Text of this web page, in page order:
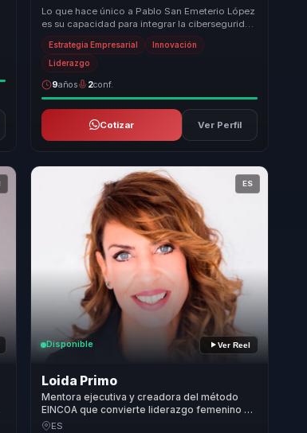
Lo que hace único a Pablo San Emeterio López
es su capacidad para integrar la ciberseguridad
con la estrategia empresarial, convirtiendo ...
Estrategia Empresarial Innovación
Liderazgo
9años 2conf.
Cotizar Ver Perfil
ES
Disponible Ver Reel
Loida Primo
Mentora ejecutiva y creadora del método
EINCOA que convierte liderazgo femenino y
neurociencia aplicada en confianza,
ES